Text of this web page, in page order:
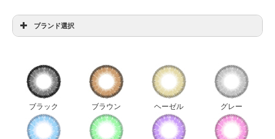
ブランド選択
ウィッチズポーチダリエクストラ全色比較
ウィッチズポーチビックスター全色比較
ウィッチズポーチマカロン全色比較
ウィッチズポーチミスカラコン全色比較
ブラック グレー
ヘーゼル
ブラウン